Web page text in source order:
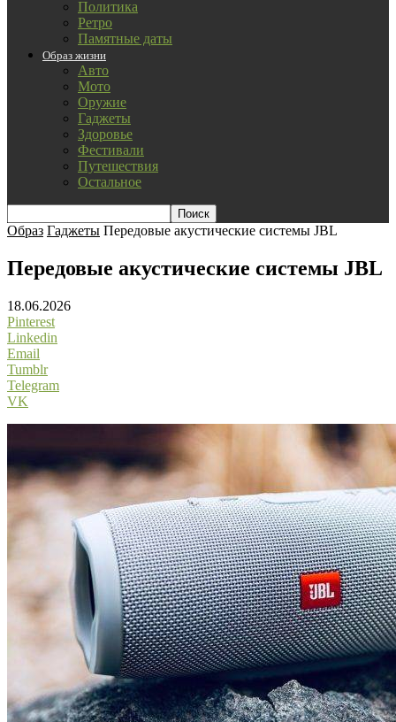
Политика
Ретро
Памятные даты
Образ жизни
Авто
Мото
Оружие
Гаджеты
Здоровье
Фестивали
Путешествия
Остальное
Образ Гаджеты Передовые акустические системы JBL
Передовые акустические системы JBL
18.06.2026
Pinterest
Linkedin
Email
Tumblr
Telegram
VK